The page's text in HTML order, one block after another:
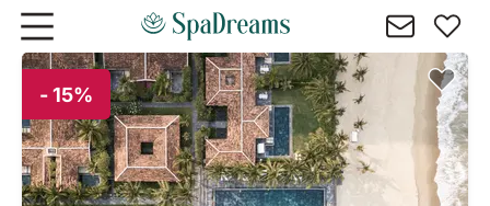
Aller au contenu principal
- 15%